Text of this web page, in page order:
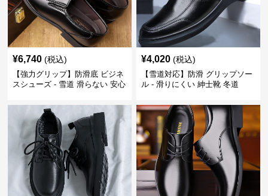
¥6,740 (税込)
【強力グリップ】防滑底 ビジネ
スシューズ - 雪道 滑らない 安心
¥4,020 (税込)
【雪道対応】防滑 グリップソー
ル - 滑りにくい 紳士靴 冬道